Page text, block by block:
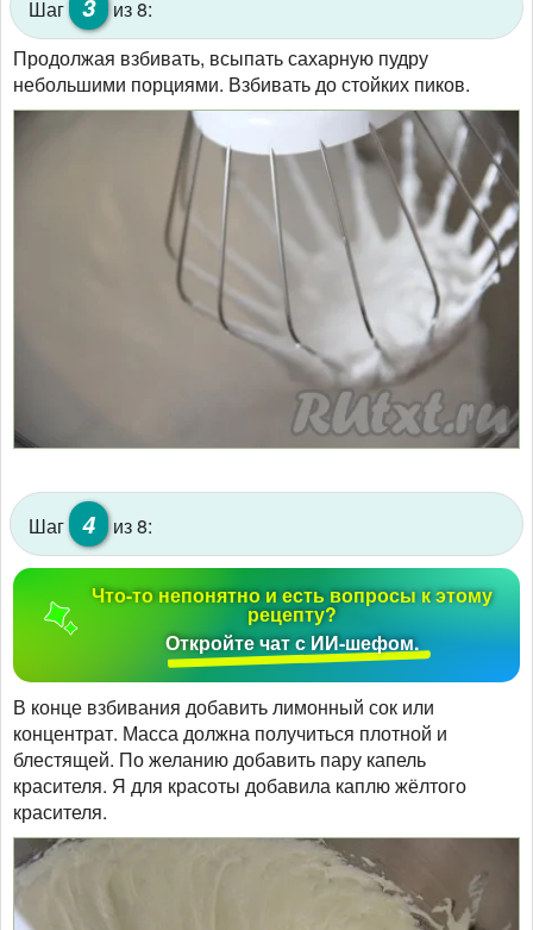
Шаг 3
из 8:
Продолжая взбивать, всыпать сахарную пудру
небольшими порциями. Взбивать до стойких пиков.
Шаг 4 из 8:
Что-то непонятно и есть вопросы к этому
рецепту?
Откройте чат с ИИ-шефом.
В конце взбивания добавить лимонный сок или
концентрат. Масса должна получиться плотной и
блестящей. По желанию добавить пару капель
красителя. Я для красоты добавила каплю жёлтого
красителя.